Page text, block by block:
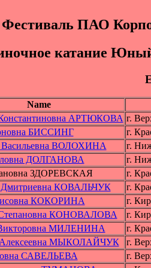
Фестиваль ПАО
катание
Name
АРТЮКОВА г.
БИССИНГ г.
Васильевна ВОЛОХИНА г.
ДОЛГАНОВА г.
ЗДОРЕВСКАЯ г.
Дмитриевна КОВАЛЬЧУК г.
КОКОРИНА г.
КОНОВАЛОВА г.
МИЛЕНИНА г.
Алексеевна МЫКОЛАЙЧУК г.
САВЕЛЬЕВА г.